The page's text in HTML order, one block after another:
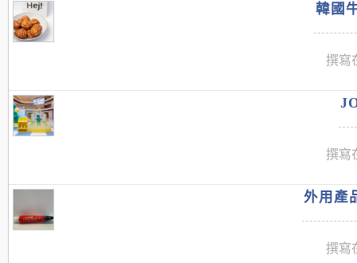
韓國
撰寫
撰寫
外用產
撰寫